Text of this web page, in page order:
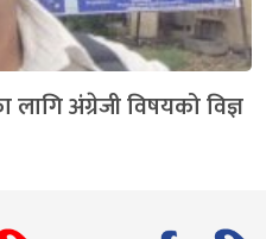
लागि अंग्रेजी विषयको विज्ञ